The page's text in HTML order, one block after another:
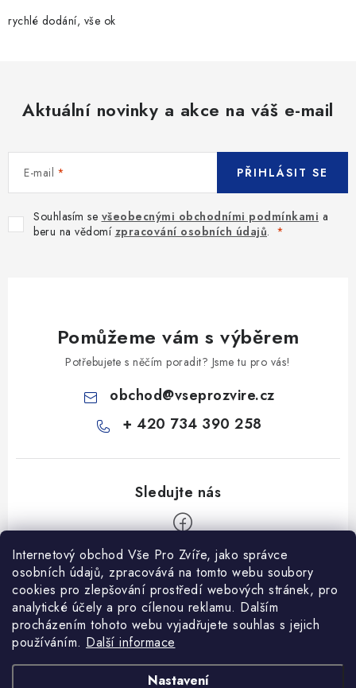
Internetový obchod Vše Pro Zvíře, jako správce
osobních údajů, zpracovává na tomto webu soubory
cookies pro zlepšování prostředí webových stránek, pro
analytické účely a pro cílenou reklamu. Dalším
procházením tohoto webu vyjadřujete souhlas s jejich
používáním. Další informace
Nastavení
rychlé dodání, vše ok
Aktuální novinky a akce na váš e-mail
E-mail
Souhlasím se všeobecnými obchodními podmínkami a
beru na vědomí zpracování osobních údajů.
PŘIHLÁSIT SE
Pomůžeme vám s výběrem
Potřebujete s něčím poradit? Jsme tu pro vás!
obchod@vseprozvire.cz
+ 420 734 390 258
Informace pro Vás
Ceník dopravy
Kontakty
Heuréka recenze